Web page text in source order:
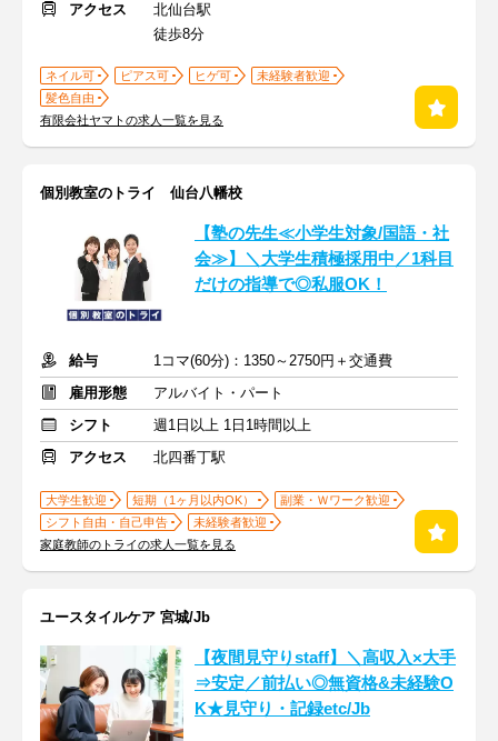
アクセス
北仙台駅
徒歩8分
ネイル可 ピアス可 ヒゲ可
未経験者歓迎
髪色自由
有限会社ヤマトの求人一覧を見る
個別教室のトライ 仙台八幡校
【塾の先生≪小学生対象/国語・社
会≫】＼大学生積極採用中／1科目
だけの指導で◎私服OK！
給与
1コマ(60分)：1350～2750円＋交通費
雇用形態
アルバイト・パート
シフト
週1日以上 1日1時間以上
アクセス
北四番丁駅
大学生歓迎 短期（1ヶ月以内OK）
副業・Ｗワーク歓迎
シフト自由・自己申告
未経験者歓迎
家庭教師のトライの求人一覧を見る
ユースタイルケア 宮城/Jb
【夜間見守りstaff】＼高収入×大手
⇒安定／前払い◎無資格&未経験O
K★見守り・記録etc/Jb